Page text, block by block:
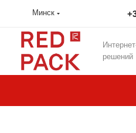
Минск
решений